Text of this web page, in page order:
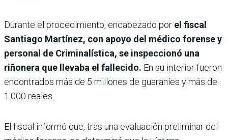
Durante el procedimiento, encabezado por el fiscal
Santiago Martínez, con apoyo del médico forense y
personal de Criminalística, se inspeccionó una
riñonera que llevaba el fallecido. En su interior fueron
encontrados más de 5 millones de guaraníes y más de
1.000 reales.
El fiscal informó que, tras una evaluación preliminar del